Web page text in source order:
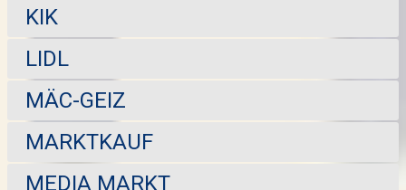
KIK
LIDL
MÄC-GEIZ
MARKTKAUF
MEDIA MARKT